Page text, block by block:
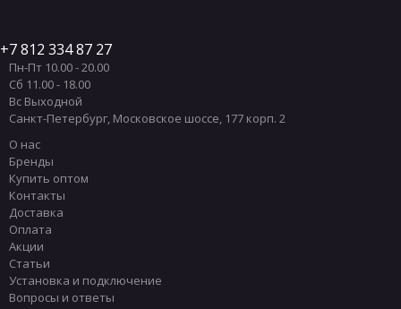
7 812 334 87 27
Пн-Пт 10.00 - 20.00
Сб 11.00 - 18.00
Вс Выходной
Санкт-Петербург, Московское шоссе, 177 корп. 2
О нас
Бренды
Купить оптом
Контакты
Доставка
Оплата
Акции
Статьи
Установка и подключение
Вопросы и ответы